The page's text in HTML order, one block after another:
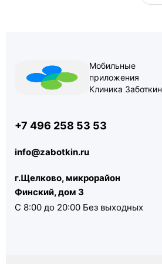
Мобильные
приложения
Клиника Заботкин
+7 496 258 53 53
info@zabotkin.ru
г.Щелково, микрорайон
Финский, дом 3
С 8:00 до 20:00 Без выходных